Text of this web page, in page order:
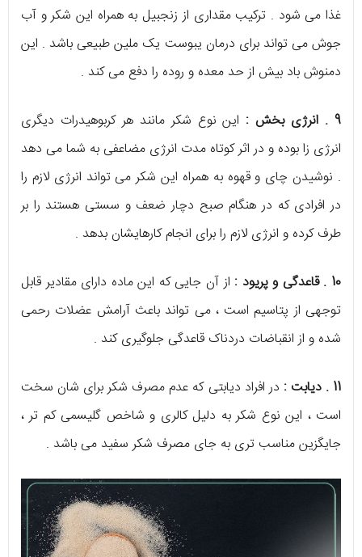
غذا می شود . ترکیب مقداری از زنجبیل به همراه این شکر و آب
جوش می تواند برای درمان یبوست یک ملین طبیعی باشد . این
دمنوش باد بیش از حد معده و روده را دفع می کند .
9 . انرژی بخش :
این نوع شکر مانند هر کربوهیدرات دیگری
انرژی زا بوده و در اثر کوتاه مدت انرژی مضاعفی به شما می دهد
. نوشیدن چای و قهوه به همراه این شکر می تواند انرژی لازم را
در افرادی که در هنگام صبح دچار ضعف و سستی هستند را بر
طرف کرده و انرژی لازم را برای انجام کارهایشان بدهد .
10 . قاعدگی و پریود :
از آن جایی که این ماده دارای مقادیر قابل
توجهی از پتاسیم است ، می تواند باعث آرامش عضلات رحمی
شده و از انقباضات دردناک قاعدگی جلوگیری کند .
11 . دیابت :
در افراد دیابتی که عدم مصرف شکر برای شان سخت
است ، این نوع شکر به دلیل کالری و شاخص گلیسمی کم تر ،
جایگزین مناسب تری به جای مصرف شکر سفید می باشد .